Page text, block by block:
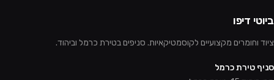
ביוטי דיפו
ציוד וחומרים מקצועיים לקוסמטיקאיות. סניפים בטירת כרמל וביהוד.
סניף טירת כרמל